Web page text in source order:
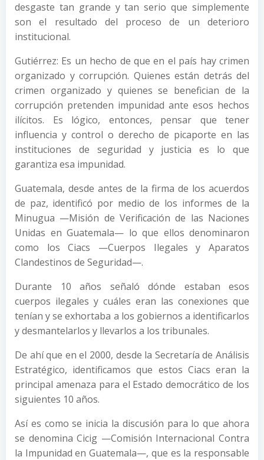
desgaste tan grande y tan serio que simplemente
son el resultado del proceso de un deterioro
institucional.
Gutiérrez: Es un hecho de que en el país hay crimen
organizado y corrupción. Quienes están detrás del
crimen organizado y quienes se benefician de la
corrupción pretenden impunidad ante esos hechos
ilícitos. Es lógico, entonces, pensar que tener
influencia y control o derecho de picaporte en las
instituciones de seguridad y justicia es lo que
garantiza esa impunidad.
Guatemala, desde antes de la firma de los acuerdos
de paz, identificó por medio de los informes de la
Minugua —Misión de Verificación de las Naciones
Unidas en Guatemala— lo que ellos denominaron
como los Ciacs —Cuerpos Ilegales y Aparatos
Clandestinos de Seguridad—.
Durante 10 años señaló dónde estaban esos
cuerpos ilegales y cuáles eran las conexiones que
tenían y se exhortaba a los gobiernos a identificarlos
y desmantelarlos y llevarlos a los tribunales.
De ahí que en el 2000, desde la Secretaría de Análisis
Estratégico, identificamos que estos Ciacs eran la
principal amenaza para el Estado democrático de los
siguientes 10 años.
Así es como se inicia la discusión para lo que ahora
se denomina Cicig —Comisión Internacional Contra
la Impunidad en Guatemala—, que es la responsable